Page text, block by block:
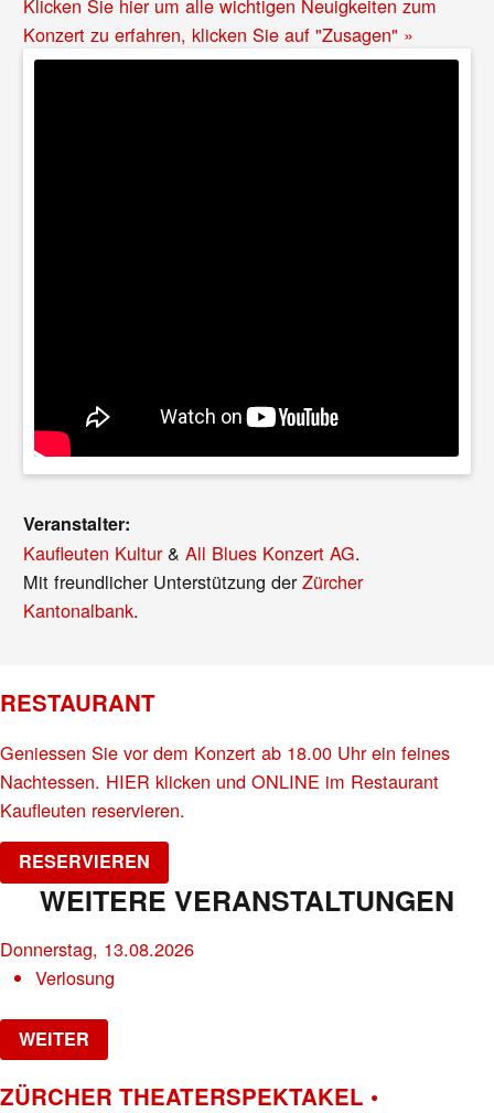
Klicken Sie hier um alle wichtigen Neuigkeiten zum
Konzert zu erfahren, klicken Sie auf "Zusagen" »
Veranstalter:
Kaufleuten Kultur&All Blues Konzert AG.
Mit freundlicher Unterstützung derZürcher
Kantonalbank.
RESTAURANT
Geniessen Sie vor dem Konzert ab 18.00 Uhr ein feines
Nachtessen. HIER klicken und ONLINE im Restaurant
Kaufleuten reservieren.
RESERVIEREN
WEITERE VERANSTALTUNGEN
Donnerstag, 13.08.2026
Verlosung
WEITER
ZÜRCHER THEATERSPEKTAKEL •